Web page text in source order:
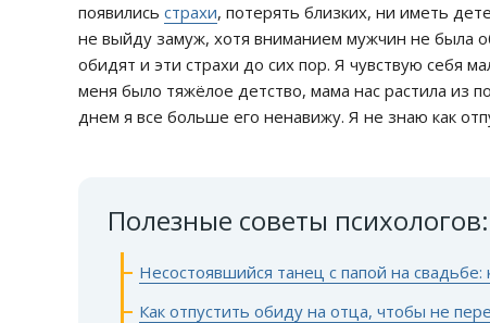
появились страхи, потерять близких, ни иметь
не выйду замуж, хотя вниманием мужчин не была
обидят и эти страхи до сих пор. Я чувствую себя
меня было тяжёлое детство, мама нас растила из
днем я все больше его ненавижу. Я не знаю как
Полезные советы психологов:
Несостоявшийся танец с папой на свадьбе:
Как отпустить обиду на отца, чтобы не